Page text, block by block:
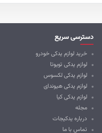
دسترسی سریع
خرید لوازم یدکی خودرو
لوازم یدکی تویوتا
لوازم یدکی لکسوس
لوازم یدکی هیوندای
لوازم یدکی کیا
مجله
درباره یدکیجات
تماس با ما